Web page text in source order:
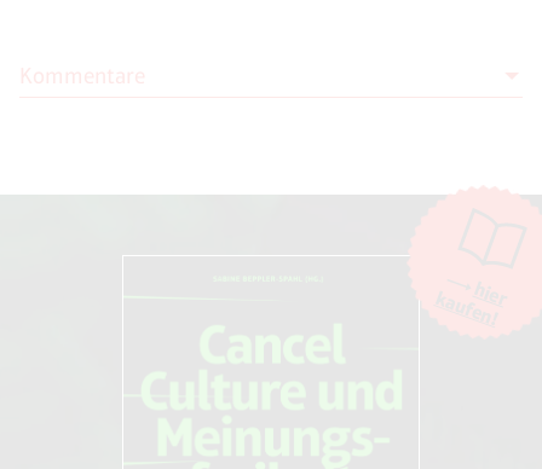
Kommentare und Diskussionen sind willkommen, Beschimpfungen /